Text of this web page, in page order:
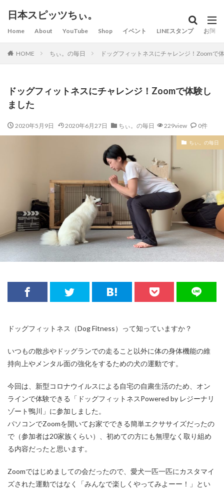
日本スピッツちぃ。
Home About YouTube Shop イベント LINEスタンプ お問い
HOME ちぃ。の毎日 ドッグフィットネスにチャレンジ！Zoomで
ドッグフィットネスにチャレンジ！Zoomで体験し
ました
2020年5月9日 2020年6月27日 ちぃ。の毎日 229view 0件
ちぃ。の毎日
ドッグフィットネス（Dog Fitness）って知っていますか？
いつもの散歩やドッグランでの走ること以外に体の身体機能の維
持向上やメンタル面の強化をするための犬の運動です。
今回は、新型コロナウイルスによる自宅の自粛生活のため、オン
ラインで体験できる「ドッグフィットネスPowered by レジーナリ
ゾート鴨川」に参加しました。
パソコンでZoomを開いてお家でできる簡単エクササイズだったの
で（参加者は20家族くらい）、初めての方にも無理なく取り組め
る内容だったと思います。
Zoomではじめましての会だったので、愛犬一匹一匹にカスタマイ
ズされた運動ではなく「みんなで楽しくやってみよーー！」とい